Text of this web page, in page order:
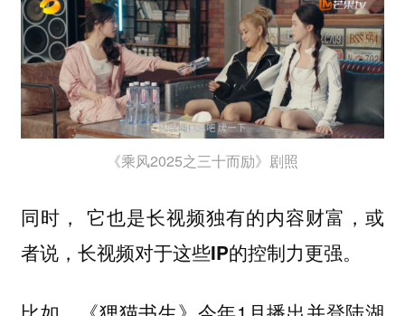
《乘风2025之三十而励》剧照
同时， 它也是长视频独有的内容财富，或
者说，长视频对于这些IP的控制力更强。